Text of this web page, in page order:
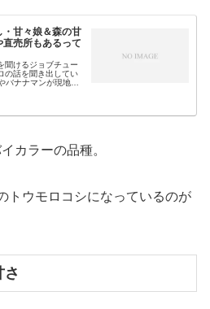
・甘々娘＆森の甘
売所もあるって
聞けるジョブチュー
の話を聞き出してい
ナナマンが現地に
カラーの品種。
トウモロコシになっているのが